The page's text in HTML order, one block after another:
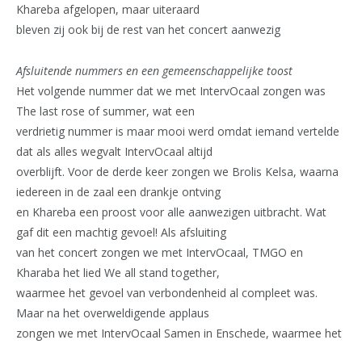
Khareba afgelopen, maar uiteraard
bleven zij ook bij de rest van het concert aanwezig
Afsluitende nummers en een gemeenschappelijke toost
Het volgende nummer dat we met IntervOcaal zongen was
The last rose of summer, wat een
verdrietig nummer is maar mooi werd omdat iemand vertelde
dat als alles wegvalt IntervOcaal altijd
overblijft. Voor de derde keer zongen we Brolis Kelsa, waarna
iedereen in de zaal een drankje ontving
en Khareba een proost voor alle aanwezigen uitbracht. Wat
gaf dit een machtig gevoel! Als afsluiting
van het concert zongen we met IntervOcaal, TMGO en
Kharaba het lied We all stand together,
waarmee het gevoel van verbondenheid al compleet was.
Maar na het overweldigende applaus
zongen we met IntervOcaal Samen in Enschede, waarmee het